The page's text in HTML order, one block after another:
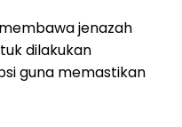
jenazah
dilakukan
guna memastikan